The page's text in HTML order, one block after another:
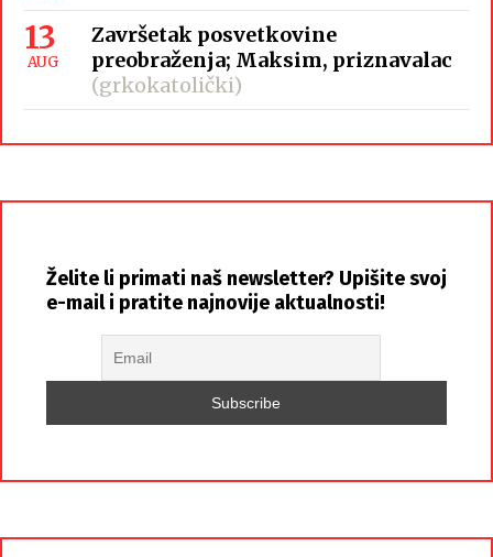
13
AUG
Završetak posvetkovine
preobraženja; Maksim, priznavalac
(grkokatolički)
Želite li primati naš newsletter? Upišite svoj
e-mail i pratite najnovije aktualnosti!